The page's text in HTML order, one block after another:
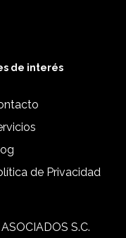
de interés
de Privacidad
S.C.